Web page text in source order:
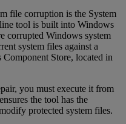
file corruption is the System
tool is built into Windows
corrupted Windows system
system files against a
Store, located in
you must execute it from
the tool has the
protected system files.